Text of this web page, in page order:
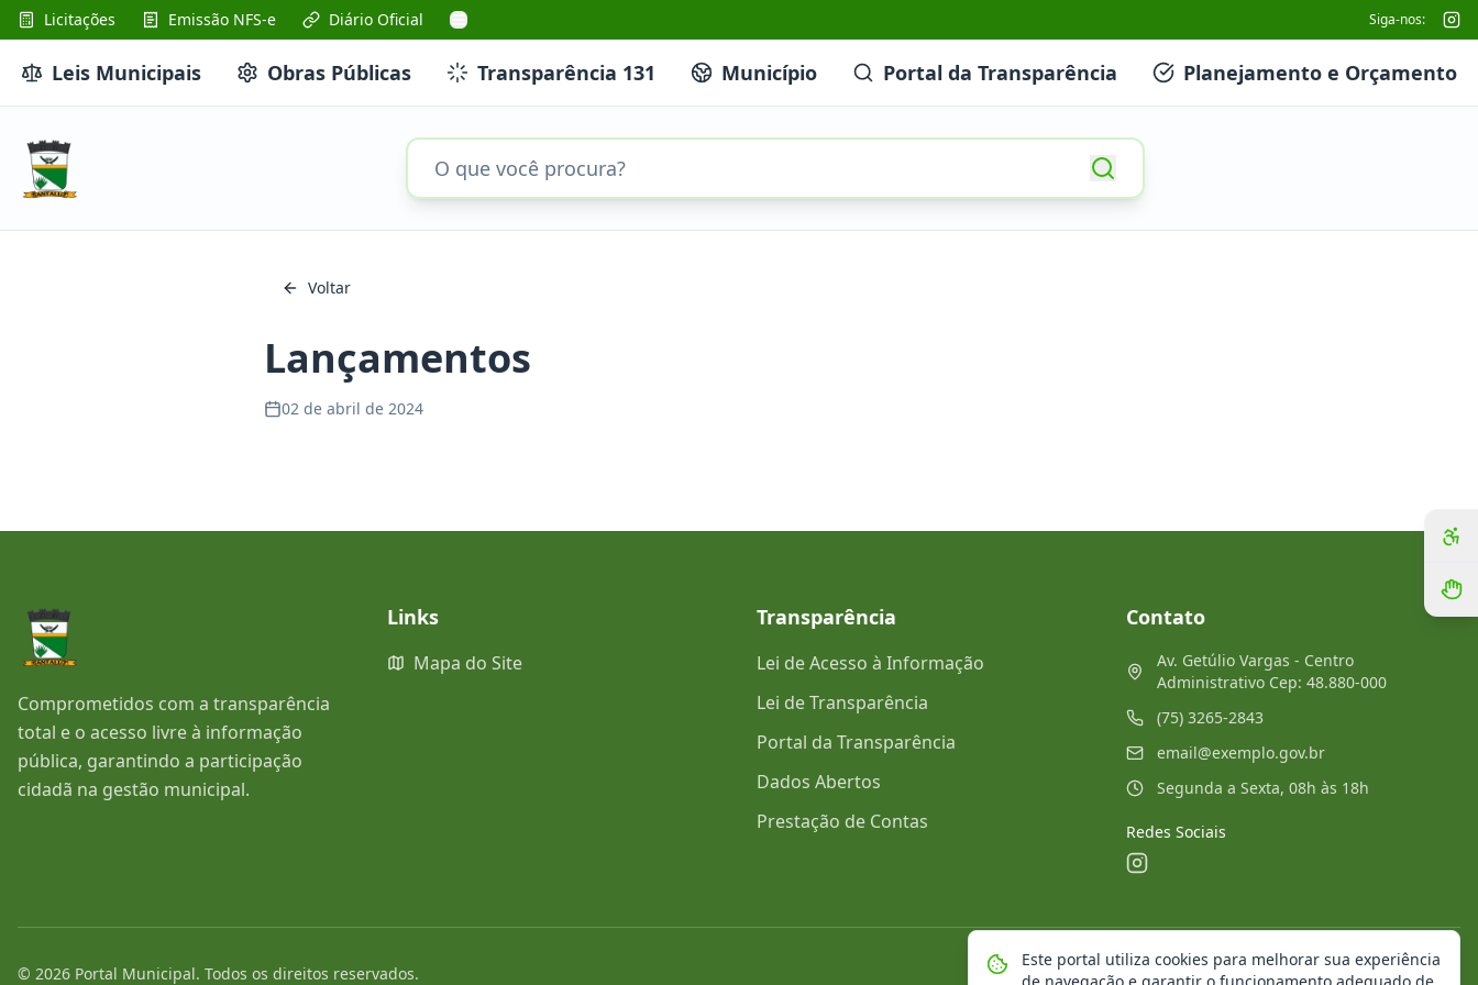
Licitações Emissão NFS-e Diário Oficial Siga-nos:
Leis Municipais Obras Públicas Transparência 131 Município Portal da Transparência Planejamento e Orçamento
Voltar
Lançamentos
02 de abril de 2024
Comprometidos com a transparência
total e o acesso livre à informação
pública, garantindo a participação
cidadã na gestão municipal.
Links
Mapa do Site
Transparência
Lei de Acesso à Informação
Lei de Transparência
Portal da Transparência
Dados Abertos
Prestação de Contas
Contato
Av. Getúlio Vargas - Centro
Administrativo Cep: 48.880-000
(75) 3265-2843
email@exemplo.gov.br
Segunda a Sexta, 08h às 18h
Redes Sociais
© 2026 Portal Municipal. Todos os direitos reservados. Mapa do Site Notícias Transparência
Este portal utiliza cookies para melhorar sua experiência